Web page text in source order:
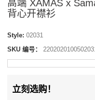
高端 XAMAS x
背心开襟衫
Style: 02031
SKU 编号：
立刻选购！